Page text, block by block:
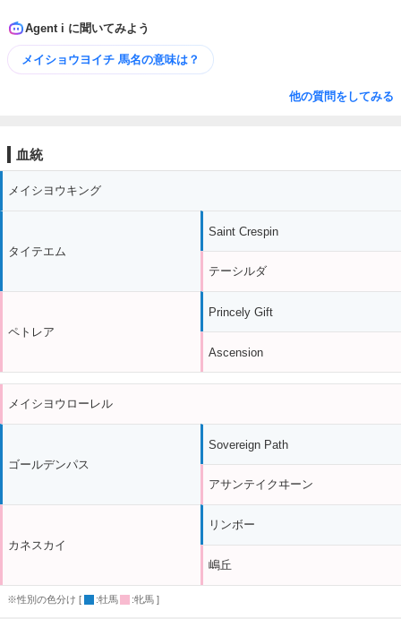
Agent i に聞いてみよう
メイショウヨイチ 馬名の意味は？
他の質問をしてみる
血統
メイシヨウキング
タイテエム
ペトレア
Saint Crespin
テーシルダ
Princely Gift
Ascension
メイシヨウローレル
ゴールデンパス
カネスカイ
Sovereign Path
アサンテイクヰーン
リンボー
嶋丘
※性別の色分け [ :牡馬 :牝馬 ]